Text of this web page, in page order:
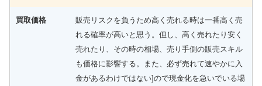
買取価格
販売リスクを負うため高く売れる時は一番高く売
れる確率が高いと思う。但し、高く売れたり安く
売れたり、その時の相場、売り手側の販売スキル
も価格に影響する。また、必ず売れて速やかに入
金があるわけではない]ので現金化を急いでいる場